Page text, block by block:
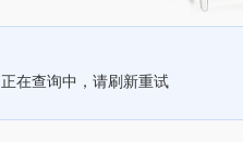
正在查询中，请刷新重试